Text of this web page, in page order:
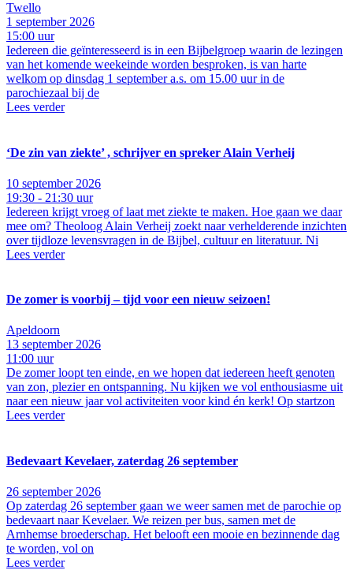
Twello
1 september 2026
15:00 uur
Iedereen die geïnteresseerd is in een Bijbelgroep waarin de lezingen
van het komende weekeinde worden besproken, is van harte
welkom op dinsdag 1 september a.s. om 15.00 uur in de
parochiezaal bij de
Lees verder
‘De zin van ziekte’ , schrijver en spreker Alain Verheij
10 september 2026
19:30 - 21:30 uur
Iedereen krijgt vroeg of laat met ziekte te maken. Hoe gaan we daar
mee om? Theoloog Alain Verheij zoekt naar verhelderende inzichten
over tijdloze levensvragen in de Bijbel, cultuur en literatuur. Ni
Lees verder
De zomer is voorbij – tijd voor een nieuw seizoen!
Apeldoorn
13 september 2026
11:00 uur
De zomer loopt ten einde, en we hopen dat iedereen heeft genoten
van zon, plezier en ontspanning. Nu kijken we vol enthousiasme uit
naar een nieuw jaar vol activiteiten voor kind én kerk! Op startzon
Lees verder
Bedevaart Kevelaer, zaterdag 26 september
26 september 2026
Op zaterdag 26 september gaan we weer samen met de parochie op
bedevaart naar Kevelaer. We reizen per bus, samen met de
Arnhemse broederschap. Het belooft een mooie en bezinnende dag
te worden, vol on
Lees verder